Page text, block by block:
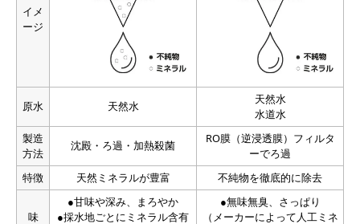
イメ
ージ
原水 天然水
天然水
水道水
製造
方法
沈殿・ろ過・加熱殺菌
RO膜（逆浸透膜）フィルタ
ーでろ過
特徴
天然ミネラルが豊富 不純物を徹底的に除去
味
●甘味や深み、まろやか
●採水地ごとにミネラル含有
●無味無臭、さっぱり
（メーカーによって人工ミネ